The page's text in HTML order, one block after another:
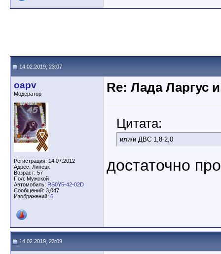
14.02.2019, 23:07
oapv
Модератор
Регистрация: 14.07.2012
Адрес: Липецк
Возраст: 57
Пол: Мужской
Автомобиль: RS0Y5-42-02D
Сообщений: 3,047
Изображений: 6
Re: Лада Ларгус
Цитата:
или/и ДВС 1,8-2,0
достаточно
14.02.2019, 23:09